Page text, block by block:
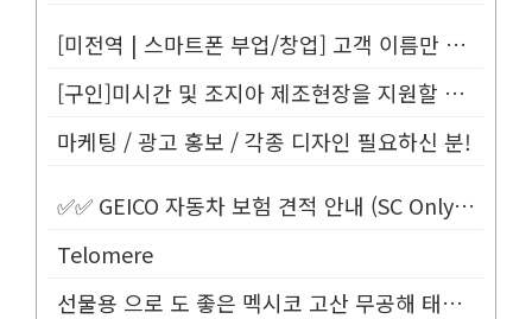
[미전역 | 스마트폰 부업/창업] 고객 이름만 넣으면 평생 연금 20% ...
[구인]미시간 및 조지아 제조현장을 지원할 Customer Service...
마케팅 / 광고 홍보 / 각종 디자인 필요하신 분!
✅✅ GEICO 자동차 보험 견적 안내 (SC Only) ✅✅
Telomere
선물용 으로 도 좋은 멕시코 고산 무공해 태양초 고추가루!